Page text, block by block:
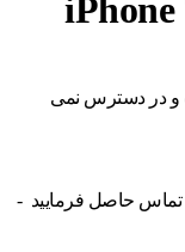
و در دسترس نمی
تماس حاصل فرمایید -